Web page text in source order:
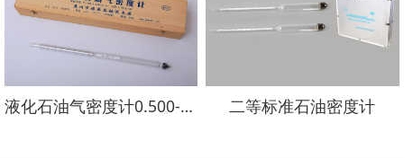
液化石油气密度计0.500-0.650 二等标准石油密度计